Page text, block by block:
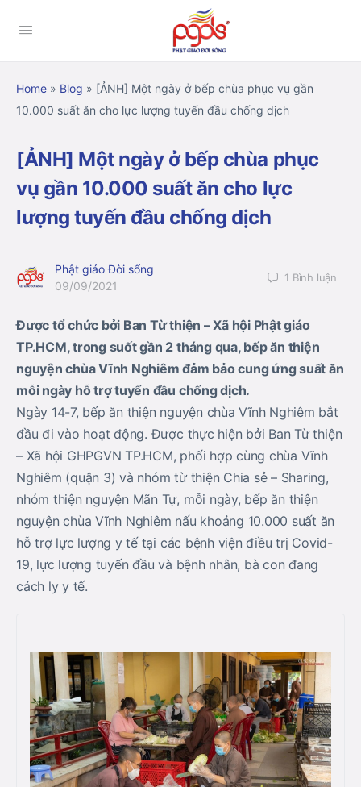
Home » Blog » [ẢNH] Một ngày ở bếp chùa phục vụ gần
10.000 suất ăn cho lực lượng tuyến đầu chống dịch
[ẢNH] Một ngày ở bếp chùa phục
vụ gần 10.000 suất ăn cho lực
lượng tuyến đầu chống dịch
Phật giáo Đời sống
09/09/2021
1 Bình luận
Được tổ chức bởi Ban Từ thiện – Xã hội Phật giáo
TP.HCM, trong suốt gần 2 tháng qua, bếp ăn thiện
nguyện chùa Vĩnh Nghiêm đảm bảo cung ứng suất ăn
mỗi ngày hỗ trợ tuyến đầu chống dịch.
Ngày 14-7, bếp ăn thiện nguyện chùa Vĩnh Nghiêm bắt
đầu đi vào hoạt động. Được thực hiện bởi Ban Từ thiện
– Xã hội GHPGVN TP.HCM, phối hợp cùng chùa Vĩnh
Nghiêm (quận 3) và nhóm từ thiện Chia sẻ – Sharing,
nhóm thiện nguyện Mãn Tự, mỗi ngày, bếp ăn thiện
nguyện chùa Vĩnh Nghiêm nấu khoảng 10.000 suất ăn
hỗ trợ lực lượng y tế tại các bệnh viện điều trị Covid-
19, lực lượng tuyến đầu và bệnh nhân, bà con đang
cách ly y tế.